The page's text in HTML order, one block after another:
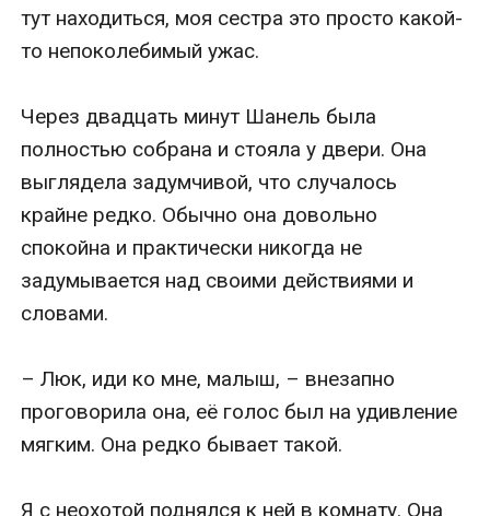
тут находиться, моя сестра это просто какой-
то непоколебимый ужас.
Через двадцать минут Шанель была
полностью собрана и стояла у двери. Она
выглядела задумчивой, что случалось
крайне редко. Обычно она довольно
спокойна и практически никогда не
задумывается над своими действиями и
словами.
– Люк, иди ко мне, малыш, – внезапно
проговорила она, её голос был на удивление
мягким. Она редко бывает такой.
Я с неохотой поднялся к ней в комнату. Она